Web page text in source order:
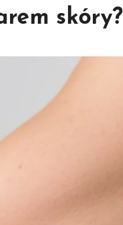
skóry?